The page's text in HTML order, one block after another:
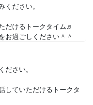
ください。
だけるトークタイム♬
お過ごしください＾＾
ださい。
していただけるトークタ